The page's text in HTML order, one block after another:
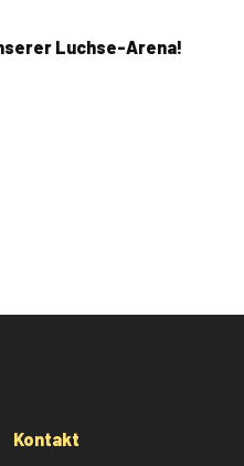
Luchse-Arena!
Kontakt